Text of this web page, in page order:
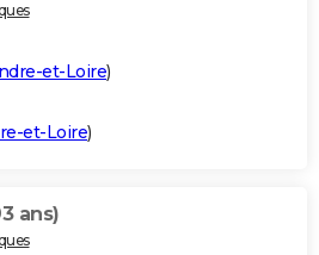
et-Loire)
et-Loire)
ans)